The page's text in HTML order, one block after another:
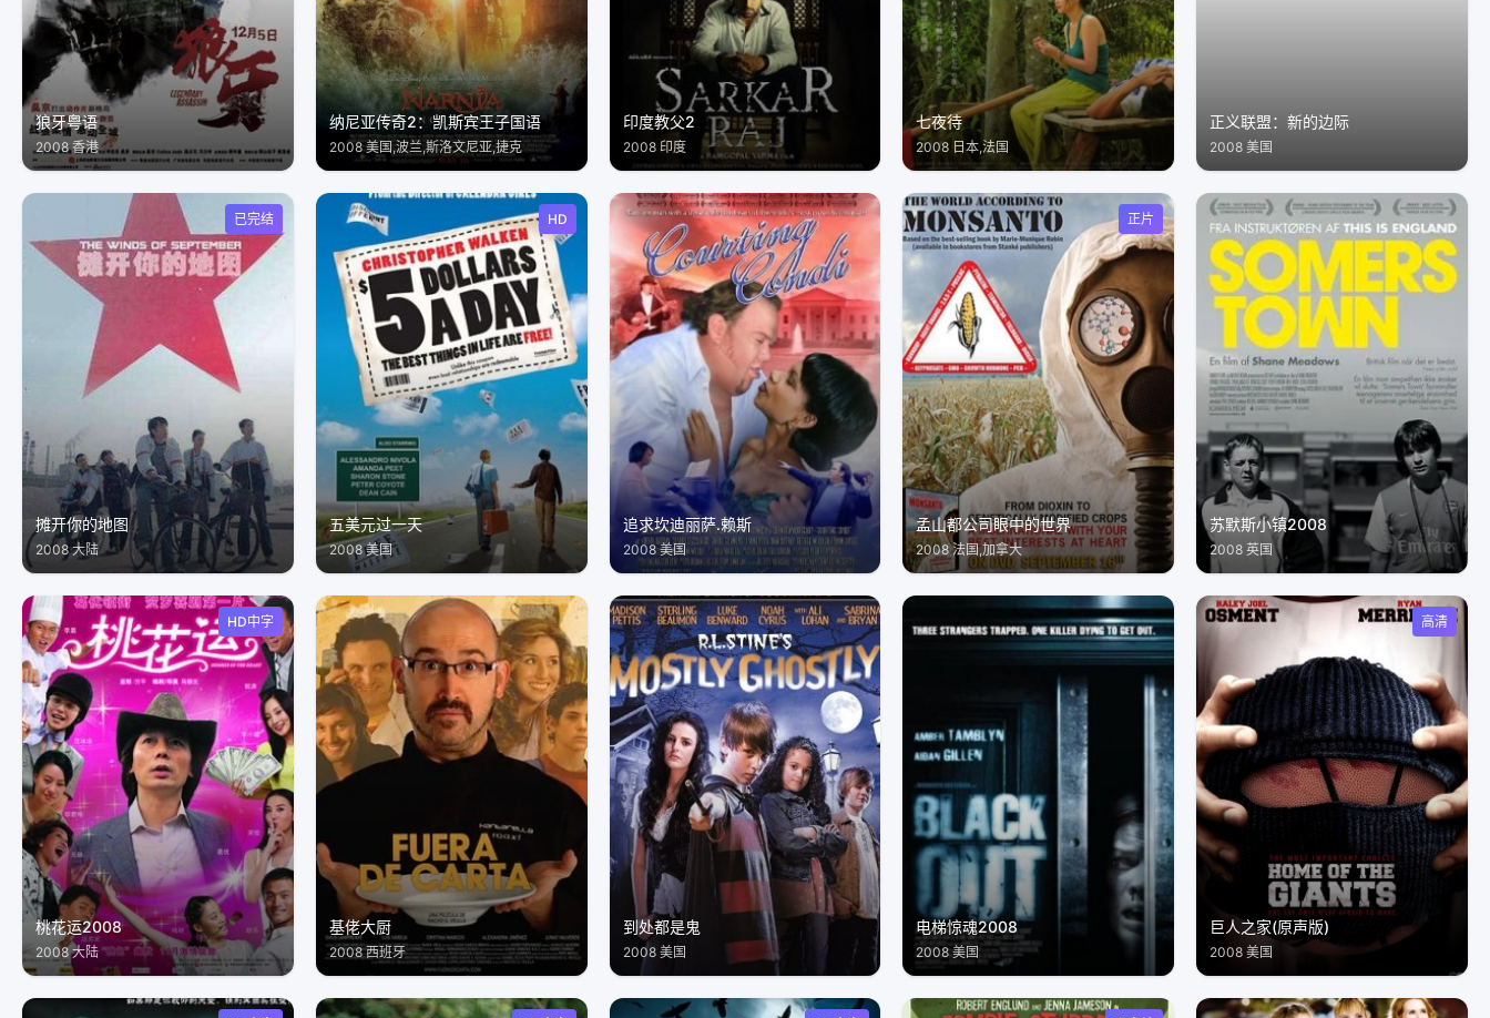
狼牙粤语
2008 香港
纳尼亚传奇2：凯斯宾王子国语
2008 美国,波兰,斯洛文尼亚,捷克
印度教父2
2008 印度
七夜待
2008 日本,法国
正义联盟：新的边际
2008 美国
已完结
摊开你的地图
2008 大陆
HD
五美元过一天
2008 美国
追求坎迪丽萨.赖斯
2008 美国
正片
孟山都公司眼中的世界
2008 法国,加拿大
苏默斯小镇2008
2008 英国
HD中字
桃花运2008
2008 大陆
基佬大厨
2008 西班牙
到处都是鬼
2008 美国
电梯惊魂2008
2008 美国
高清
巨人之家(原声版)
2008 美国